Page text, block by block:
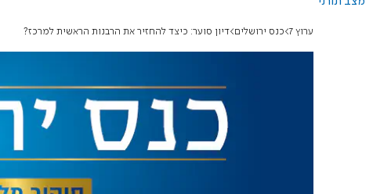
ערוץ 7 כנס ירושלים דיון סוער: כיצד להחזיר את הרבנות הראשית למרכז?